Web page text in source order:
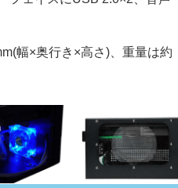
幅×奥行き×高さ)、重量は約